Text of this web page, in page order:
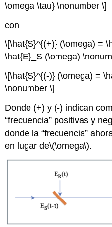
\omega \tau} \nonumber \]
con
\[\hat{S}^{(+)} (\omega) =
\hat{E}_S (\omega)
\[\hat{S}^{(-)} (\omega) =
\nonumber \]
Donde (+) y (-) indican
“frecuencia” positivas y
donde la “frecuencia”
en lugar de\(\omega\).